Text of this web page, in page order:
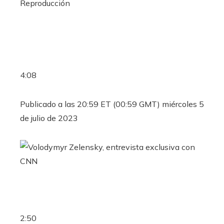
Reproducción
4:08
Publicado a las 20:59 ET (00:59 GMT) miércoles 5
de julio de 2023
2:50